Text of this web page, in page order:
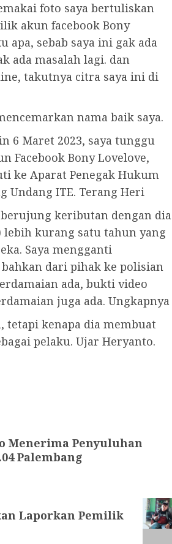
foto saya bertuliskan
akun facebook Bony
apa, sebab saya ini gak ada
ada masalah lagi. dan
takutnya citra saya ini di
nama baik saya.
6 Maret 2023, saya tunggu
Facebook Bony Lovelove,
ke Aparat Penegak Hukum
Undang ITE. Terang Heri
keributan dengan dia
lebih kurang satu tahun yang
Saya mengganti
dari pihak ke polisian
ada, bukti video
juga ada. Ungkapnya
tetapi kenapa dia membuat
pelaku. Ujar Heryanto.
Menerima Penyuluhan
Palembang
Laporkan Pemilik